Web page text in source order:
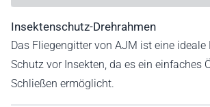
Insektenschutz-Drehrahmen
Das Fliegengitter von AJM ist eine ideale
Schutz vor Insekten, da es ein einfaches
Schließen ermöglicht.